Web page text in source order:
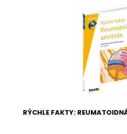
RÝCHLE FAKTY: